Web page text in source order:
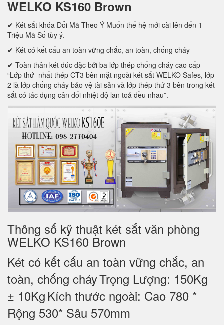
WELKO KS160 Brown
✔ Két sắt khóa Đổi Mã Theo Ý Muốn thế hệ mới cài lên đến 1
Triệu Mã Số tùy ý.
✔ Két có kết cấu an toàn vững chắc, an toàn, chống cháy
✔ Toàn thân két đúc đặc bởi ba lớp thép chống cháy cao cấp
“Lớp thứ nhất thép CT3 bên mặt ngoài két sắt WELKO Safes, lớp
2 là lớp chống cháy bảo vệ tài sản và lớp thép thứ 3 bên trong két
sắt có tác dụng cân đối nhiệt độ lan toả đều nhau”.
Thông số kỹ thuật két sắt văn phòng
WELKO KS160 Brown
Két có kết cấu an toàn vững chắc, an
toàn, chống cháyTrọng Lượng: 150Kg
± 10Kg Kích thước ngoài: Cao 780 *
Rộng 530* Sâu 570mm